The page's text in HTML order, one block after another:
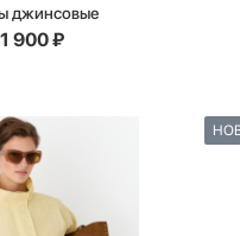
джинсовые
900₽